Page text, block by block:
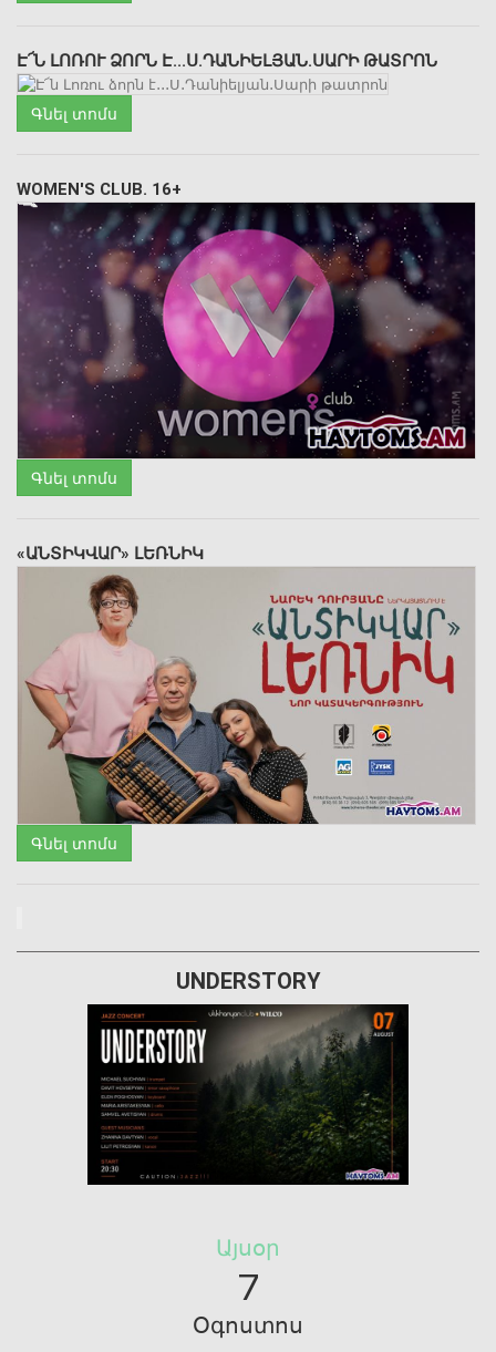
Է՜Ն ԼՈՌՈՒ ՁՈՐՆ Է․․․Ս․ԴԱՆԻԵԼՅԱՆ․ՍԱՐԻ ԹԱՏՐՈՆ
Գնել տոմս
WOMEN'S CLUB. 16+
Գնել տոմս
«ԱՆՏԻԿՎԱՐ» ԼԵՌՆԻԿ
Գնել տոմս
UNDERSTORY
Այսօր
7
Օգոստոս